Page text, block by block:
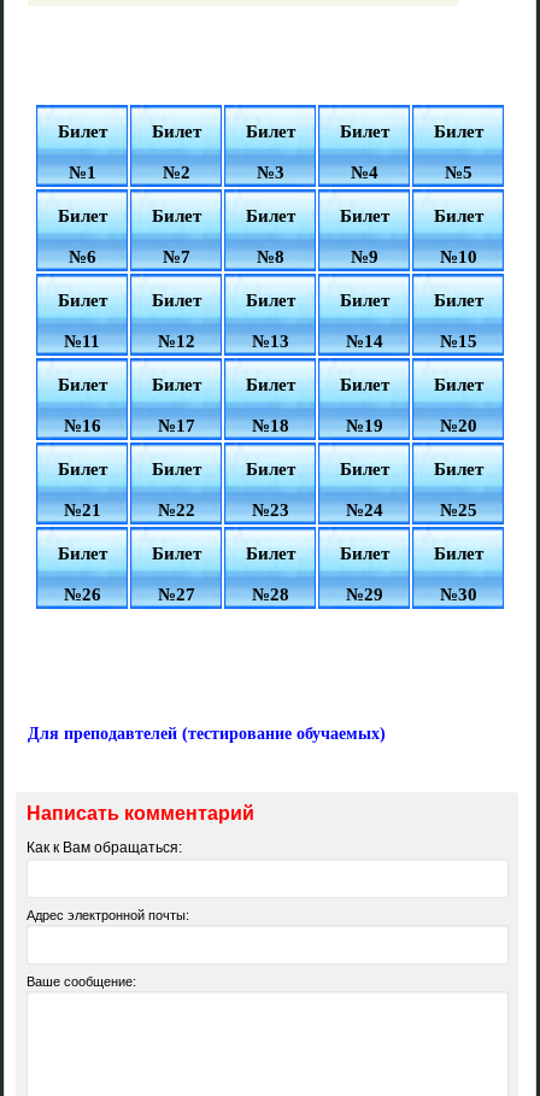
Билет
№1
Билет
№2
Билет
№3
Билет
№4
Билет
№5
Билет
№6
Билет
№7
Билет
№8
Билет
№9
Билет
№10
Билет
№11
Билет
№12
Билет
№13
Билет
№14
Билет
№15
Билет
№16
Билет
№17
Билет
№18
Билет
№19
Билет
№20
Билет
№21
Билет
№22
Билет
№23
Билет
№24
Билет
№25
Билет
№26
Билет
№27
Билет
№28
Билет
№29
Билет
№30
Для преподавтелей (тестирование обучаемых)
Написать комментарий
Как к Вам обращаться:
Адрес электронной почты:
Ваше сообщение: